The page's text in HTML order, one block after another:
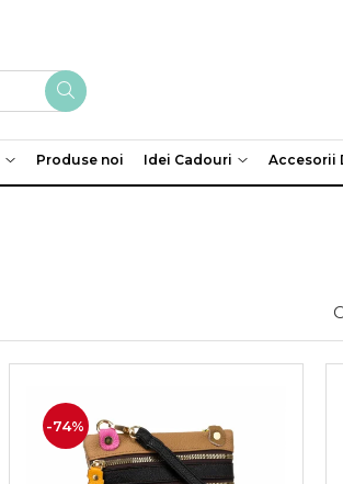
Produse noi Idei Cadouri Accesorii
-74%